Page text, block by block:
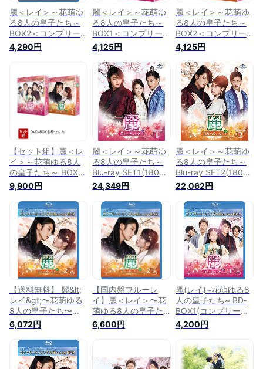
麗＜レイ＞～花萌ゆ
る8人の皇子たち～
BOX2＜コンプリー
ト・シンプルBlu-ray
BOX＞【Blu-ray】 [
4,290円
麗＜レイ＞～花萌ゆ
る8人の皇子たち～
BOX1＜コンプリー
ト・シンプルDVD-
BOXシリーズ＞【期
間限定生産】 [ イ・
ジュンギ ]
4,125円
麗＜レイ＞～花萌ゆ
る8人の皇子たち～
BOX2＜コンプリー
ト・シンプルDVD-
BOXシリーズ＞【期
間限定生産】 [ イ・
ジュンギ ]
4,125円
【セット組】麗＜レ
イ＞～花萌ゆる8人
の皇子たち～ BOX全
巻セット＜コンプリ
ート・シンプルDVD-
BOXシリーズ＞【期
間限定生産】 [ イ・
ジュンギ ]
9,900円
麗＜レイ＞～花萌ゆ
る8人の皇子たち～
Blu-ray SET1(180分
特典映像DVD付)
【Blu-ray】 [ イ・ジ
ュンギ ]
24,349円
麗＜レイ＞～花萌ゆ
る8人の皇子たち～
Blu-ray SET2(180分
特典映像DVD付)
【Blu-ray】 [ イ・ジ
ュンギ ]
22,062円
【送料無料】 麗&lt;
レイ&gt;〜花萌ゆる
8人の皇子たち〜
BD‐BOX2＜コンプリ
ート・シンプルBD‐
BOXシリーズ＞【期
間限定生産】
【BLU-RAY DISC】
6,072円
【国内盤ブルーレ
イ】麗＜レイ＞〜花
萌ゆる8人の皇子た
ち〜 BOX2 コンプリ
ート・シンプルBD-
6,600円
麗(レイ)~花萌ゆる8
人の皇子たち~ BD‐
BOX1(コンプリー
ト・シンプルBD‐
BOX6,000円シリー
ズ)(期間限定生産)
[Blu-ray]
4,200円